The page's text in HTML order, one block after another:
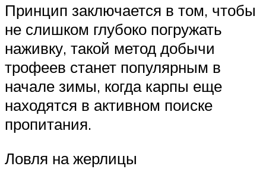
Принцип заключается в том, чтобы
не слишком глубоко погружать
наживку, такой метод добычи
трофеев станет популярным в
начале зимы, когда карпы еще
находятся в активном поиске
пропитания.
Ловля на жерлицы